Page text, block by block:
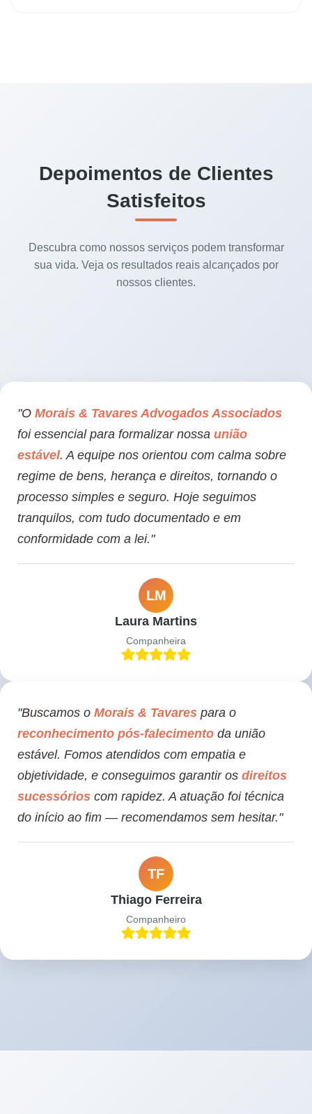
Depoimentos de Clientes
Satisfeitos
Descubra como nossos serviços podem transformar
sua vida. Veja os resultados reais alcançados por
nossos clientes.
"O Morais & Tavares Advogados Associados
foi essencial para formalizar nossa união
estável. A equipe nos orientou com calma sobre
regime de bens, herança e direitos, tornando o
processo simples e seguro. Hoje seguimos
tranquilos, com tudo documentado e em
conformidade com a lei."
LM
Laura Martins
Companheira
"Buscamos o Morais & Tavares para o
reconhecimento pós-falecimento da união
estável. Fomos atendidos com empatia e
objetividade, e conseguimos garantir os direitos
sucessórios com rapidez. A atuação foi técnica
do início ao fim — recomendamos sem hesitar."
TF
Thiago Ferreira
Companheiro